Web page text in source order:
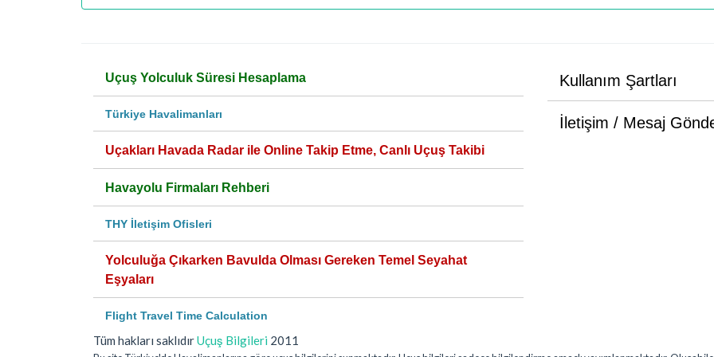
Uçuş Yolculuk Süresi Hesaplama
Türkiye Havalimanları
Uçakları Havada Radar ile Online Takip Etme, Canlı Uçuş Takibi
Havayolu Firmaları Rehberi
THY İletişim Ofisleri
Yolculuğa Çıkarken Bavulda Olması Gereken Temel Seyahat
Eşyaları
Flight Travel Time Calculation
Kullanım Şartları
İletişim / Mesaj
Tüm hakları saklıdırUçuş Bilgileri 2011